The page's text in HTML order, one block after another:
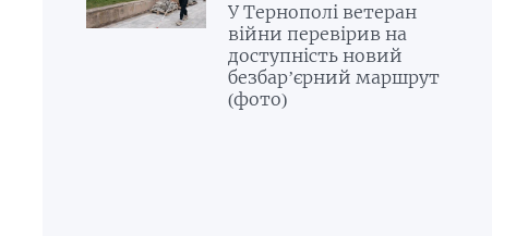
У Тернополі ветеран
війни перевірив на
доступність новий
безбар’єрний маршрут
(фото)